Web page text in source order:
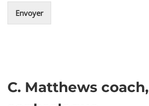
Envoyer
C. Matthews coach,